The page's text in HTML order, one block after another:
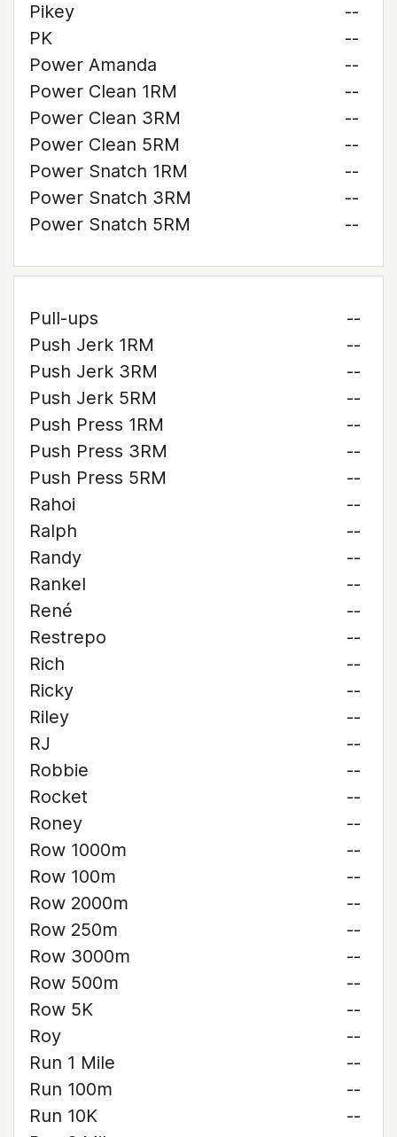
Pikey
--
PK
--
Power Amanda
--
Power Clean 1RM
--
Power Clean 3RM
--
Power Clean 5RM
--
Power Snatch 1RM
--
Power Snatch 3RM
--
Power Snatch 5RM
--
Pull-ups
--
Push Jerk 1RM
--
Push Jerk 3RM
--
Push Jerk 5RM
--
Push Press 1RM
--
Push Press 3RM
--
Push Press 5RM
--
Rahoi
--
Ralph
--
Randy
--
Rankel
--
René
--
Restrepo
--
Rich
--
Ricky
--
Riley
--
RJ
--
Robbie
--
Rocket
--
Roney
--
Row 1000m
--
Row 100m
--
Row 2000m
--
Row 250m
--
Row 3000m
--
Row 500m
--
Row 5K
--
Roy
--
Run 1 Mile
--
Run 100m
--
Run 10K
--